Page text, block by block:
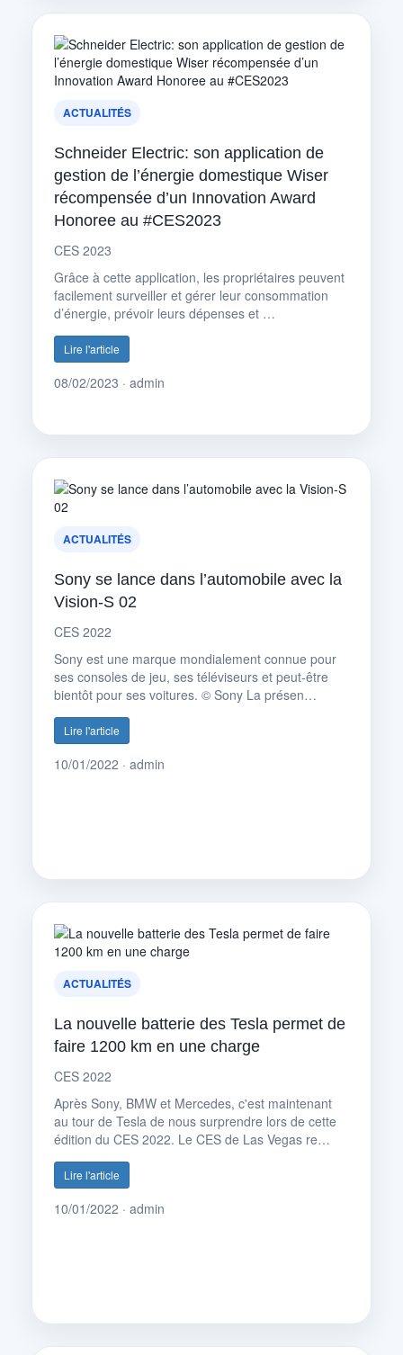
ACTUALITÉS
Schneider Electric: son application de
gestion de l’énergie domestique Wiser
récompensée d’un Innovation Award
Honoree au #CES2023
CES 2023
Grâce à cette application, les propriétaires peuvent
facilement surveiller et gérer leur consommation
d’énergie, prévoir leurs dépenses et …
Lire l'article
08/02/2023 · admin
ACTUALITÉS
Sony se lance dans l’automobile avec la
Vision-S 02
CES 2022
Sony est une marque mondialement connue pour
ses consoles de jeu, ses téléviseurs et peut-être
bientôt pour ses voitures. © Sony La présen…
Lire l'article
10/01/2022 · admin
ACTUALITÉS
La nouvelle batterie des Tesla permet de
faire 1200 km en une charge
CES 2022
Après Sony, BMW et Mercedes, c'est maintenant
au tour de Tesla de nous surprendre lors de cette
édition du CES 2022. Le CES de Las Vegas re…
Lire l'article
10/01/2022 · admin